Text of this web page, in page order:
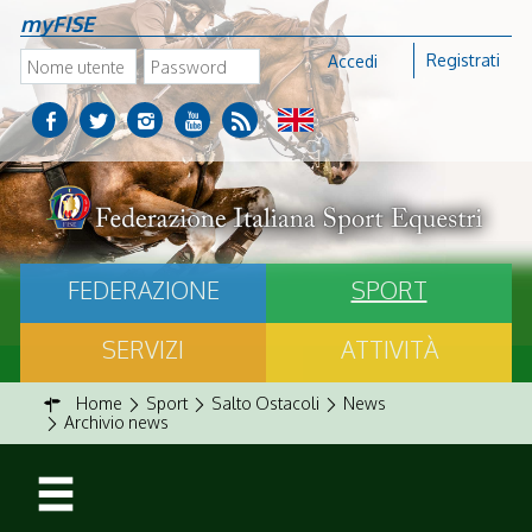
myFISE
Accedi Registrati
FEDERAZIONE
SPORT
SERVIZI
ATTIVITÀ
Home Sport Salto Ostacoli
News
Archivio news